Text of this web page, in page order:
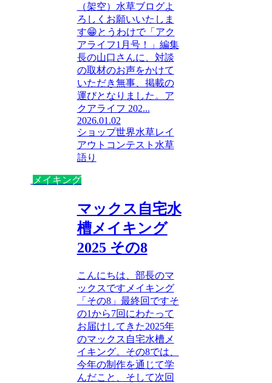
（架空）水草ブログよ
ろしくお願いいたしま
す😁とうわけで「アク
アライフ1月号！」編集
長の山口さんに、対談
の取材のお声をかけて
いただき無事、掲載の
運びとなりました。ア
クアライフ 202...
2026.01.02
ショップ世界水草レイ
アウトコンテスト 水草
語り
メイキング
マックス自宅水
槽メイキング
2025 その8
こんにちは、部長のマ
ックスですメイキング
「その8」最終回ですそ
の1から7回にわたって
お届けしてきた2025年
のマックス自宅水槽メ
イキング。その8では、
今年の制作を通じて学
んだこと、そして次回